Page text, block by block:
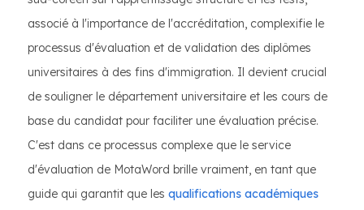
associé à l'importance de l'accréditation, complexifie le
processus d'évaluation et de validation des diplômes
universitaires à des fins d'immigration. Il devient crucial
de souligner le département universitaire et les cours de
base du candidat pour faciliter une évaluation précise.
C'est dans ce processus complexe que le service
d'évaluation de MotaWord brille vraiment, en tant que
guide qui garantit que les qualifications académiques